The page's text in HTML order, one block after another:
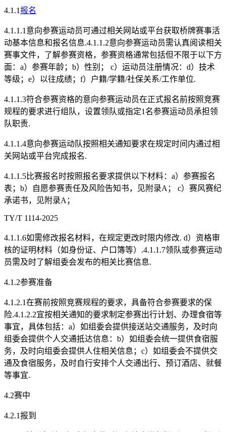
4.1.1报名
4.1.1.1意向参赛运动员可通过相关网站或平台获取桥牌赛事活
动基本信息和报名信息.4.1.1.2意向参赛运动员需认真阅读相关
赛事文件，了解参赛资格，参赛资格通常包括但不限于以下方
面：a）参赛年龄；b）性别； c）运动员注册情况：d）技术
等级；e）以往成绩；f）户籍/学籍/社保关系/工作单位.
4.1.1.3符合参赛资格的意向参赛运动员在正式报名前按照竞赛
规程的要求进行组队，设置领队或指定1名参赛运动员承担领
队职责.
4.1.1.4意向参赛运动队按照相关通知要求在规定时间内通过相
关网站或平台完成报名.
4.1.1.5比赛报名时按照报名要求提供以下材料：a）参赛报名
表；b）自愿参赛责任及风险告知书，见附录A； c）赛风赛纪
承诺书，见附录A；
TY/T 1114-2025
4.1.1.6如需修改报名材料，在规定更改时限内修改. d）资格审
核的证明材料（如身份证、户口簿等）.4.1.1.7领队或参赛运动
员需及时了解组委会发布的相关比赛信息.
4.1.2参赛准备
4.1.2.1在赛前按照竞赛规程的要求，具备符合参赛要求的保
险.4.1.2.2宜按相关通知的要求制定参赛出行计划、办理食宿等
事宜，具体包括：a）如组委会提供接送站交通服务，及时向
组委会提供个人交通抵达信息：b）如组委会统一提供食宿服
务，及时向组委会提供人住相关信息；c）如组委会不提供交
通及食宿服务，及时自行安排个人交通出行、预订酒店、就餐
等事宜.
4.2赛中
4.2.1报到